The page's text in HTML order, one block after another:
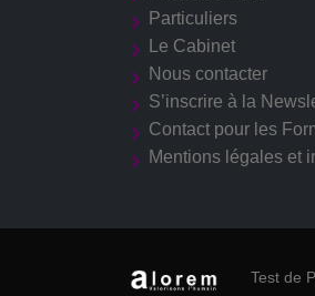
Particuliers
Le Cabinet
Nous contacter
S’inscrire à la
Contact pour les
Mentions légales et
Test de